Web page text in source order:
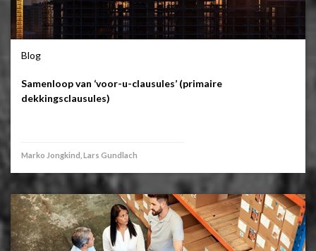
Blog
Samenloop van ‘voor-u-clausules’ (primaire
dekkingsclausules)
Marko Jongkind, Lars Gundlach